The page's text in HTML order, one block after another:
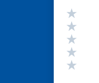
Valutazione